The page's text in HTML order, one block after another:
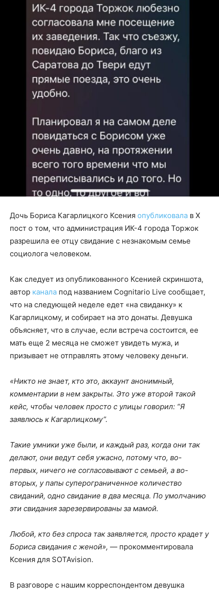
Дочь Бориса Кагарлицкого Ксения опубликовала в X
пост о том, что администрация ИК-4 города Торжок
разрешила ее отцу свидание с незнакомым семье
социолога человеком.
Как следует из опубликованного Ксенией скриншота,
автор канала под названием Cognitario Live сообщает,
что на следующей неделе едет «на свиданку» к
Кагарлицкому, и собирает на это донаты. Девушка
объясняет, что в случае, если встреча состоится, ее
мать еще 2 месяца не сможет увидеть мужа, и
призывает не отправлять этому человеку деньги.
«Никто не знает, кто это, аккаунт анонимный,
комментарии в нем закрыты. Это уже второй такой
кейс, чтобы человек просто с улицы говорил: “Я
заявлюсь к Кагарлицкому”.
Такие умники уже были, и каждый раз, когда они так
делают, они ведут себя ужасно, потому что, во-
первых, ничего не согласовывают с семьей, а во-
вторых, у папы суперограниченное количество
свиданий, одно свидание в два месяца. По умолчанию
эти свидания зарезервированы за мамой.
Любой, кто без спроса так заявляется, просто крадет у
Бориса свидания с женой», — прокомментировала
Ксения для SOTAvision.
В разговоре с нашим корреспондентом девушка